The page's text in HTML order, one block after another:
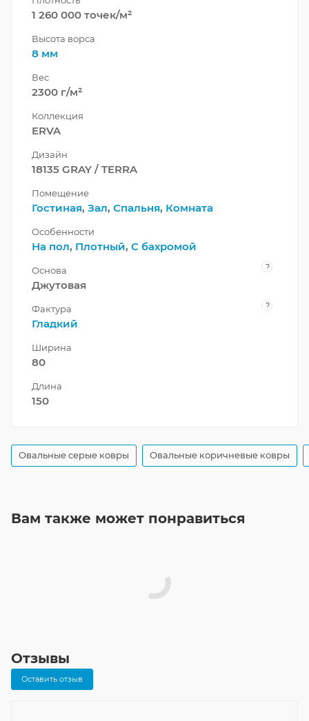
1 260 000 точек/м²
Высота ворса
8 мм
Вес
2300 г/м²
Коллекция
ERVA
Дизайн
18135 GRAY / TERRA
Помещение
Гостиная, Зал, Спальня, Комната
Особенности
На пол, Плотный, С бахромой
Основа ?
Джутовая
Фактура ?
Гладкий
Ширина
80
Длина
150
Овальные серые ковры Овальные коричневые ковры
Вам также может понравиться
Отзывы
Оставить отзыв